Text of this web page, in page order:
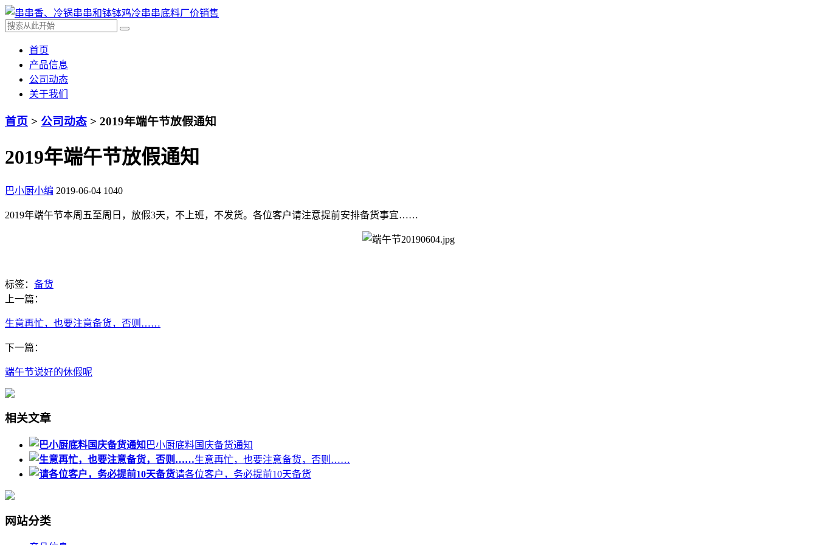
首页
产品信息
公司动态
关于我们
首页 > 公司动态 > 2019年端午节放假通知
2019年端午节放假通知
巴小厨小编 2019-06-04 1040
2019年端午节本周五至周日，放假3天，不上班，不发货。各位客户请注意提前安排备货事宜……
标签： 备货
上一篇：
生意再忙，也要注意备货，否则……
下一篇：
端午节说好的休假呢
相关文章
巴小厨底料国庆备货通知
生意再忙，也要注意备货，否则……
请各位客户，务必提前10天备货
网站分类